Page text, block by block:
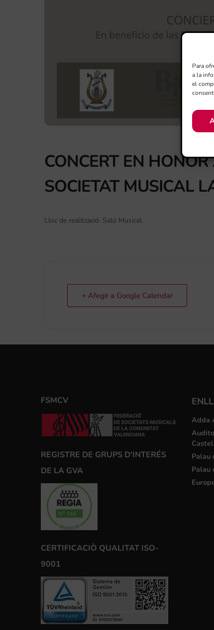
Para
a la
el
CONCERT EN
SOCIETAT MUSICAL
Lloc de realització: Saló Musical.
+ Afegir a Google Calendar
FSMCV
REGISTRE DE GRUPS D'INTERÉS
DE LA GVA
CERTIFICACIÒ QUALITAT ISO-
9001
Adda
Palau
Palau